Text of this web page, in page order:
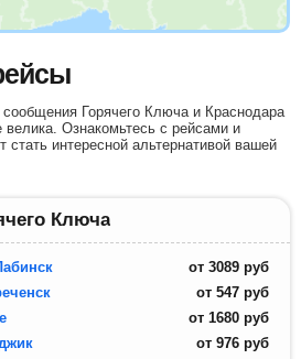
сообщения Горячего Ключа и Краснодара
велика. Ознакомьтесь с рейсами и
стать интересной альтернативой вашей
Ключа
от 3089 руб
от 547 руб
от 1680 руб
от 976 руб